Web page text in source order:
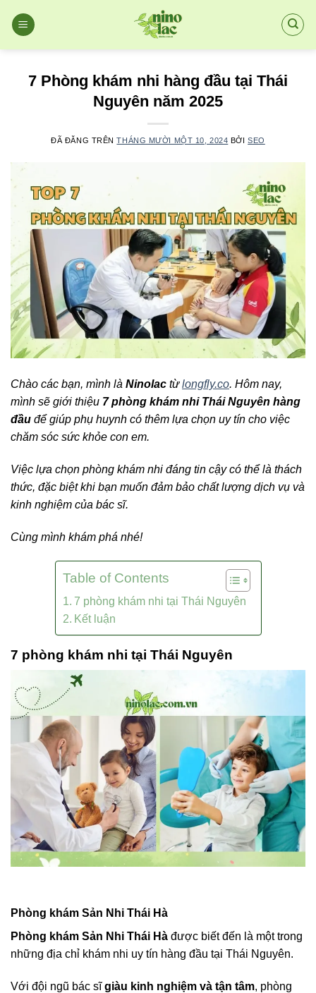
đến
7 Phòng khám nhi hàng đầu tại Thái
Nguyên năm 2025
ĐÃ ĐĂNG TRÊNTHÁNG MƯỜI MỘT 10, 2024 BỞISEO
Chào các bạn, mình là Ninolac từlongfly.co. Hôm nay,
mình sẽ giới thiệu 7 phòng khám nhi Thái Nguyên hàng
đầu để giúp phụ huynh có thêm lựa chọn uy tín cho việc
chăm sóc sức khỏe con em.
Việc lựa chọn phòng khám nhi đáng tin cậy có thể là thách
thức, đặc biệt khi bạn muốn đảm bảo chất lượng dịch vụ và
kinh nghiệm của bác sĩ.
Cùng mình khám phá nhé!
Table of Contents
7 phòng khám nhi tại Thái Nguyên
Kết luận
7 phòng khám nhi tại Thái Nguyên
Phòng khám Sản Nhi Thái Hà
Phòng khám Sản Nhi Thái Hà được biết đến là một trong
những địa chỉ khám nhi uy tín hàng đầu tại Thái Nguyên.
Với đội ngũ bác sĩgiàu kinh nghiệm và tận tâm, phòng